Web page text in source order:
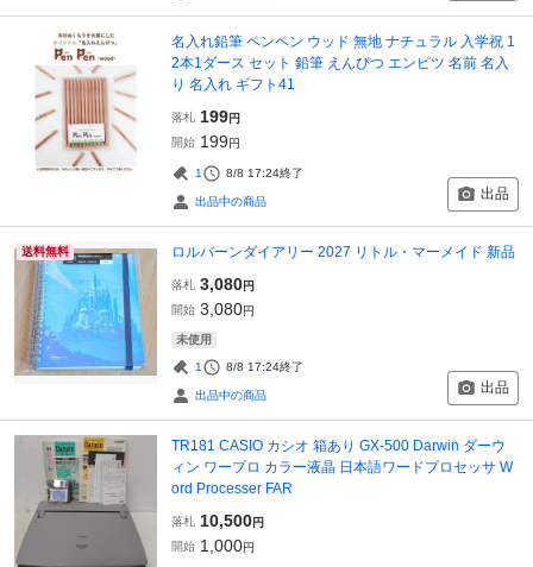
名入れ鉛筆 ペンペン ウッド 無地 ナチュラル 入学祝 1
2本1ダース セット 鉛筆 えんぴつ エンピツ 名前 名入
り 名入れ ギフト41
落札 199円
開始 199円
1 8/8 17:24終了
出品中の商品 出品
送料無料 ロルバーンダイアリー 2027 リトル・マーメイド 新品
落札 3,080円
開始 3,080円
未使用
1 8/8 17:24終了
出品中の商品 出品
TR181 CASIO カシオ 箱あり GX-500 Darwin ダーウ
ィン ワープロ カラー液晶 日本語ワードプロセッサ W
ord Processer FAR
落札 10,500円
開始 1,000円